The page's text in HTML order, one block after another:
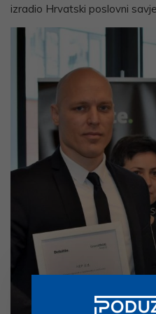
izradio Hrvatski poslovni